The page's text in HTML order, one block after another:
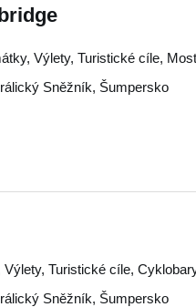
Výlety, Turistické cíle,
Sněžník, Šumpersko
Turistické cíle,
Sněžník, Šumpersko